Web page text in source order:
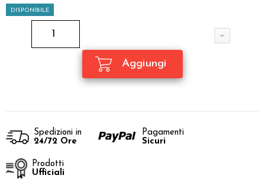
DISPONIBILE
Spedizioni in
24/72 Ore
Pagamenti
Sicuri
Prodotti
Ufficiali